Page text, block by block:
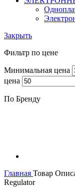
Закрыть
Фильтр по цене
Минимальная цена
цена
По Бренду
Главная Товар
Regulator